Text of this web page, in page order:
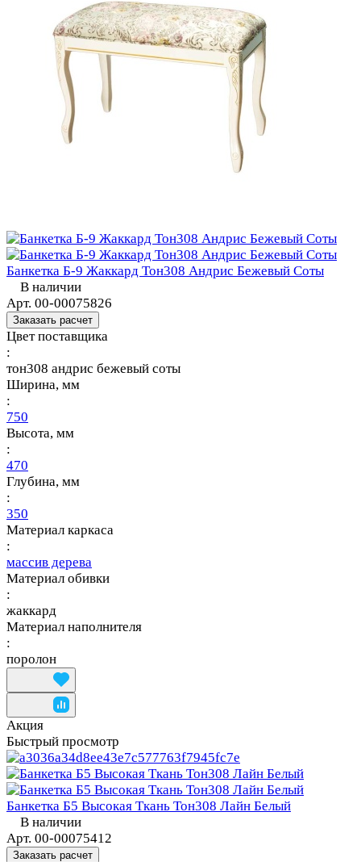
Банкетка Б-9 Жаккард Тон308 Андрис Бежевый Соты
В наличии
Арт. 00-00075826
Заказать расчет
Цвет поставщика
:
тон308 андрис бежевый соты
Ширина, мм
:
750
Высота, мм
:
470
Глубина, мм
:
350
Материал каркаса
:
массив дерева
Материал обивки
:
жаккард
Материал наполнителя
:
поролон
Акция
Быстрый просмотр
Банкетка Б5 Высокая Ткань Тон308 Лайн Белый
В наличии
Арт. 00-00075412
Заказать расчет